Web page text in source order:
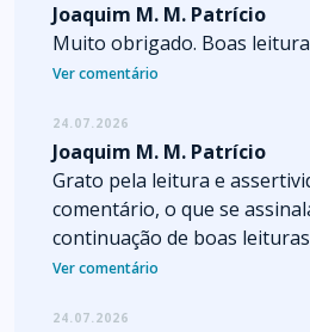
Joaquim M. M. Patrício
Muito obrigado. Boas
Ver comentário
24.07.2026
Joaquim M. M. Patrício
Grato pela leitura e
comentário, o que se
continuação de boas
Ver comentário
24.07.2026